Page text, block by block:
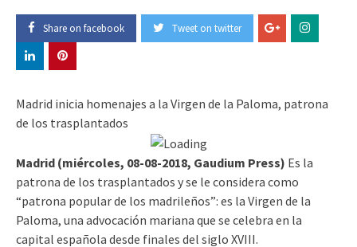
Share on facebook Tweet on twitter
Madrid inicia homenajes a la Virgen de la Paloma, patrona
de los trasplantados
Madrid (miércoles, 08-08-2018, Gaudium Press) Es la
patrona de los trasplantados y se le considera como
“patrona popular de los madrileños”: es la Virgen de la
Paloma, una advocación mariana que se celebra en la
capital española desde finales del siglo XVIII.